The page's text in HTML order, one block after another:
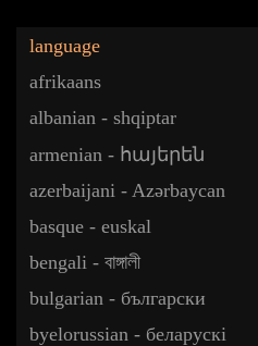
language
afrikaans
albanian - shqiptar
armenian - հայերեն
azerbaijani - Azərbaycan
basque - euskal
bengali - বাঙ্গালী
bulgarian - български
byelorussian - беларускі